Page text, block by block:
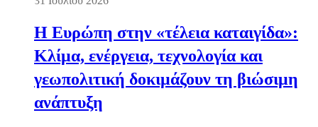
Η Ευρώπη στην «τέλεια καταιγίδα»:
Κλίμα, ενέργεια, τεχνολογία και
γεωπολιτική δοκιμάζουν τη βιώσιμη
ανάπτυξη